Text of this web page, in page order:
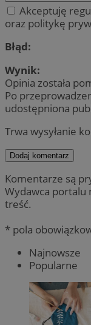
Akceptuję
oraz politykę
Błąd:
Wynik:
Opinia została
Po
udostępniona
Trwa wysyłanie
Dodaj komentarz
Komentarze są
Wydawca portalu
treść.
* pola
Najnowsze
Popularne